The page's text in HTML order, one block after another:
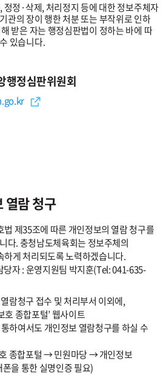
정정·삭제, 처리정지 등에 대한 정보주체자
관의 장이 행한 처분 또는 부작위로 인하
받은 자는 행정심판법이 정하는 바에 따
있습니다.
행정심판위원회
열람 청구
제35조에 따른 개인정보의 열람 청구를
다. 충청남도체육회는 정보주체의
하게 처리되도록 노력하겠습니다.
당자 : 운영지원팀 박지훈(Tel: 041-635-
람청구 접수 및 처리부서 이외에,
호 종합포털’ 웹사이트
여서도 개인정보 열람청구를 하실 수
종합포털 → 민원마당 → 개인정보
을 통한 실명인증 필요)